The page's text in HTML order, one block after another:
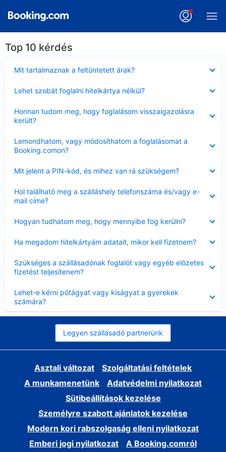
Top 10 kérdés
Mit tartalmaznak a feltüntetett árak?
Lehet szobát foglalni hitelkártya nélkül?
Honnan tudom meg, hogy foglalásom visszaigazolásra
került?
Lemondhatom, vagy módosíthatom a foglalásomat a
Booking.comon?
Mit jelent a PIN-kód, és mihez van rá szükségem?
Hol található meg a szálláshely telefonszáma és/vagy e-
mail címe?
Hogyan tudhatom meg, hogy mennyibe fog kerülni?
Ha megadom hitelkártyám adatait, mikor kell fizetnem?
Szükséges a szállásadónak foglalót vagy egyéb előzetes
fizetést teljesítenem?
Lehet-e kérni pótágyat vagy kiságyat a gyerekek
számára?
Legyen szállásadó partnerünk
Asztali változat
Szolgáltatási feltételek
A munkamenetünk
Adatvédelmi nyilatkozat
Sütibeállítások kezelése
Személyre szabott ajánlatok kezelése
Modern kori rabszolgaság elleni nyilatkozat
Emberi jogi nyilatkozat
A Booking.comról